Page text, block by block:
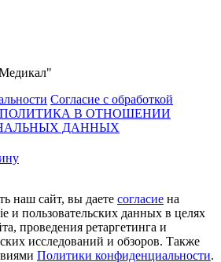
Согласие с обработкой
ПОЛИТИКА В ОТНОШЕНИИ
ДАННЫХ
наш сайт, вы даете согласие на
и пользовательских данных в целях
проведения ретаргетинга и
исследований и обзоров. Также
Политики конфиденциальности.